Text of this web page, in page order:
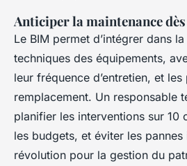
Anticiper la maintenance
Le BIM permet d’intégrer dans
techniques des équipements,
leur fréquence d’entretien, et
remplacement. Un responsable
planifier les interventions sur 10
les budgets, et éviter les pannes
révolution pour la gestion du